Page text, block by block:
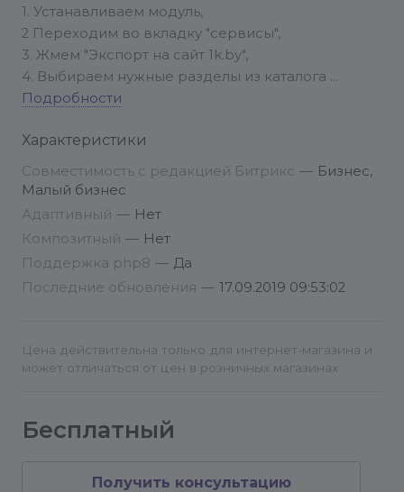
1. Устанавливаем модуль,
2 Переходим во вкладку "сервисы",
3. Жмем "Экспорт на сайт 1k.by",
4. Выбираем нужные разделы из каталога
5. Выбираем имя файла для экспорта
7. Получаем файл для загрузки на сайт 1k.by
Более подробное описание здесь
https://phpdev.org/
Подробности
Характеристики
Совместимость с редакцией Битрикс — Бизнес,
Малый бизнес
Адаптивный — Нет
Композитный — Нет
Поддержка php8 — Да
Последние обновления — 17.09.2019 09:53:02
Цена действительна только для интернет-магазина и
может отличаться от цен в розничных магазинах
Бесплатный
Получить консультацию